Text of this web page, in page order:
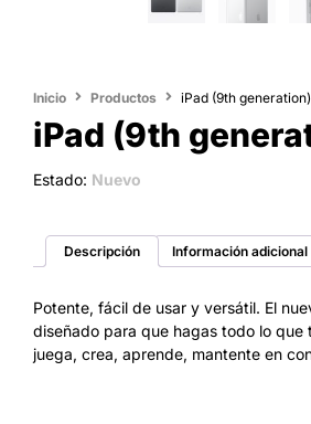
Inicio Productos iPad (9th generation)
iPad (9th
Estado: Nuevo
Descripción Información adicional
Potente, fácil de usar y versátil. El
diseñado para que hagas todo lo que
juega, crea, aprende, mantente en